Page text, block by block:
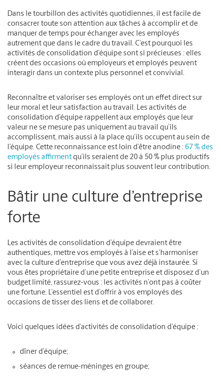
Dans le tourbillon des activités quotidiennes, il est facile de
consacrer toute son attention aux tâches à accomplir et de
manquer de temps pour échanger avec les employés
autrement que dans le cadre du travail. C’est pourquoi les
activités de consolidation d’équipe sont si précieuses : elles
créent des occasions où employeurs et employés peuvent
interagir dans un contexte plus personnel et convivial.
Reconnaître et valoriser ses employés ont un effet direct sur
leur moral et leur satisfaction au travail. Les activités de
consolidation d’équipe rappellent aux employés que leur
valeur ne se mesure pas uniquement au travail qu’ils
accomplissent, mais aussi à la place qu’ils occupent au sein de
l’équipe. Cette reconnaissance est loin d’être anodine : 67 % des
employés affirmentqu’ils seraient de 20 à 50 % plus productifs
si leur employeur reconnaissait plus souvent leur contribution.
Bâtir une culture d’entreprise
forte
Les activités de consolidation d’équipe devraient être
authentiques, mettre vos employés à l’aise et s’harmoniser
avec la culture d’entreprise que vous avez déjà instaurée. Si
vous êtes propriétaire d’une petite entreprise et disposez d’un
budget limité, rassurez-vous : les activités n’ont pas à coûter
une fortune. L’essentiel est d’offrir à vos employés des
occasions de tisser des liens et de collaborer.
Voici quelques idées d’activités de consolidation d’équipe :
dîner d’équipe;
séances de remue-méninges en groupe;